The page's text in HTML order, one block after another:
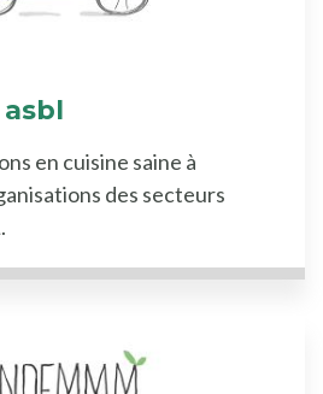
en cuisine saine à
des secteurs